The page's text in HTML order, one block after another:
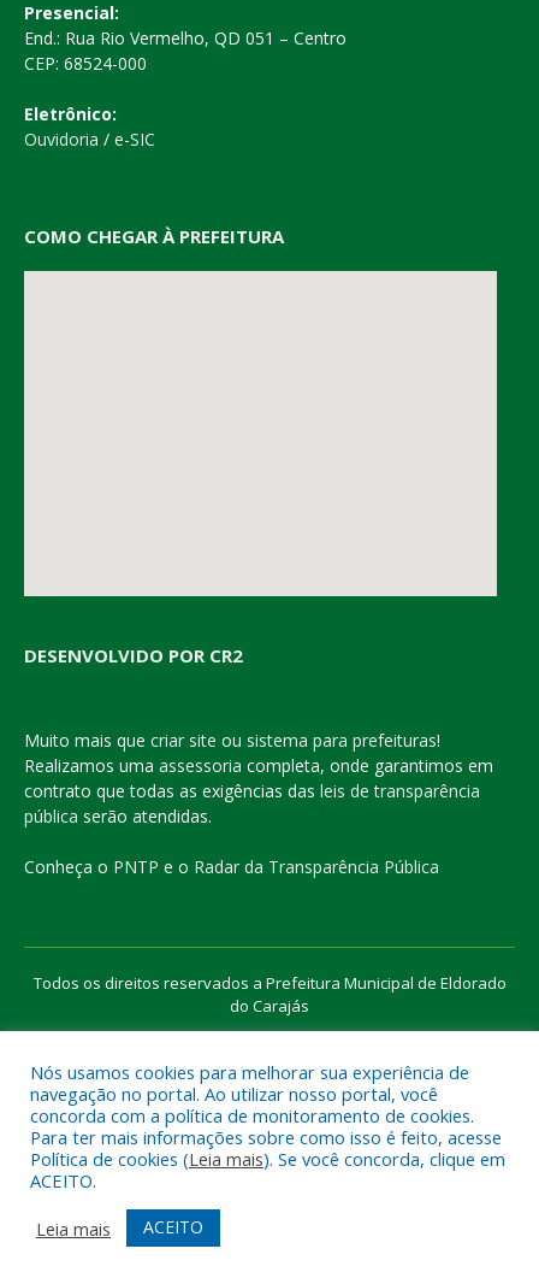
Presencial:
End.: Rua Rio Vermelho, QD 051 – Centro
CEP: 68524-000
Eletrônico:
Ouvidoria / e-SIC
COMO CHEGAR À PREFEITURA
DESENVOLVIDO POR CR2
Muito mais que criar site ou sistema para prefeituras!
Realizamos uma assessoria completa, onde garantimos em
contrato que todas as exigências das leis de transparência
pública serão atendidas.
Conheça o PNTP e o Radar da Transparência Pública
Todos os direitos reservados a Prefeitura Municipal de Eldorado
do Carajás
Mapa do Site
Acessar Área Administrativa
Acessar o Webmail
Nós usamos cookies para melhorar sua experiência de
navegação no portal. Ao utilizar nosso portal, você
concorda com a política de monitoramento de cookies.
Para ter mais informações sobre como isso é feito, acesse
Política de cookies (Leia mais). Se você concorda, clique em
ACEITO.
Leia mais
ACEITO